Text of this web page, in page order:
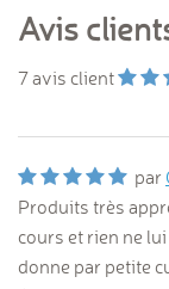
Avis
7avis client
par
Produits très
cours et rien ne
donne par petite